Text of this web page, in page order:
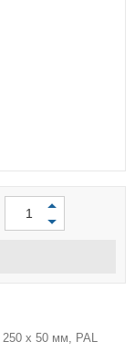
250 x 50 мм, PAL